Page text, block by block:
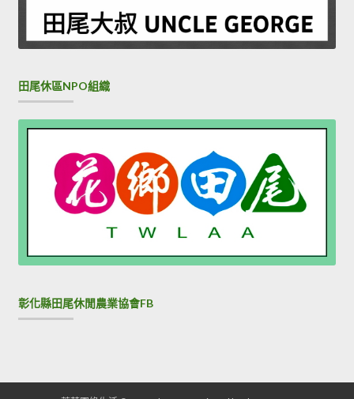
田尾休區NPO組織
彰化縣田尾休閒農業協會FB